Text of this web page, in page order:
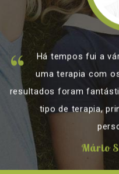
Há tempos fui a
uma terapia com
resultados foram
tipo de terapia,
Mário